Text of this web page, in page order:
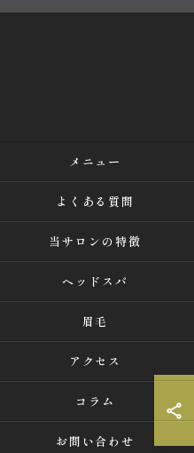
メニュー
よくある質問
当サロンの特徴
ヘッドスパ
眉毛
アクセス
コラム
お問い合わせ